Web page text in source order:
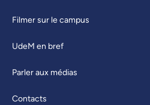
Filmer sur le campus
UdeM en bref
Parler aux médias
Contacts